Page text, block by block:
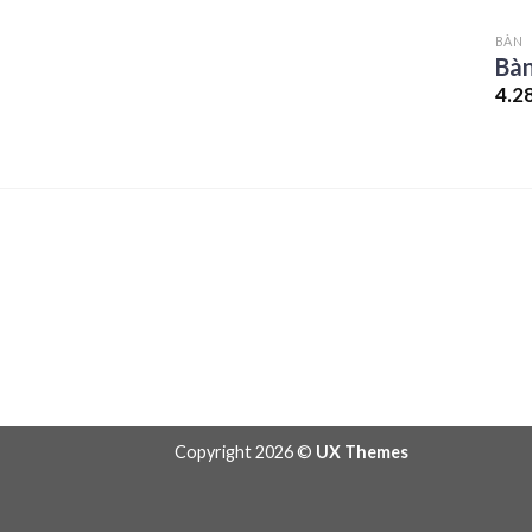
BÀN
Copyright 2026 © UX Themes